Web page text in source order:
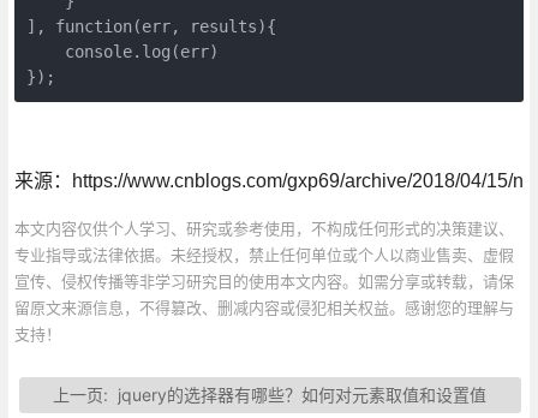
], function(err, results){
    console.log(err)
});
来源： https://www.cnblogs.com/gxp69/archive/2018/04/15/
本文内容仅供个人学习、研究或参考使用，不构成任何形式的决策建议、
专业指导或法律依据。未经授权，禁止任何单位或个人以商业售卖、虚假
宣传、侵权传播等非学习研究目的使用本文内容。如需分享或转载，请保
留原文来源信息，不得篡改、删减内容或侵犯相关权益。感谢您的理解与
支持！
上一页: jquery的选择器有哪些？如何对元素取值和设置值